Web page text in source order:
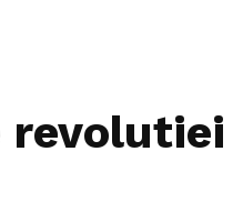
revolutiei